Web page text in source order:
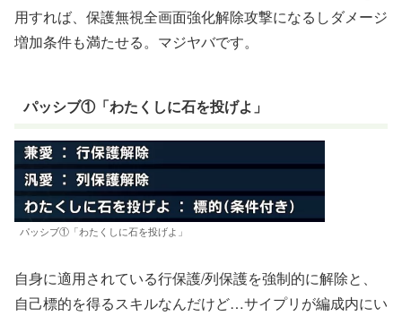
用すれば、保護無視全画面強化解除攻撃になるしダメージ
増加条件も満たせる。マジヤバです。
パッシブ①「わたくしに石を投げよ」
パッシブ①「わたくしに石を投げよ」
自身に適用されている行保護/列保護を強制的に解除と、
自己標的を得るスキルなんだけど…サイプリが編成内にい